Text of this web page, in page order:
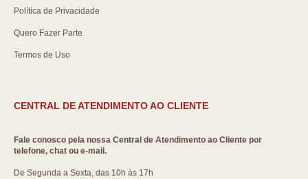
Política de Privacidade
Quero Fazer Parte
Termos de Uso
CENTRAL DE ATENDIMENTO AO CLIENTE
Fale conosco pela nossa Central de Atendimento ao Cliente por
telefone, chat ou e-mail.
De Segunda a Sexta, das 10h às 17h